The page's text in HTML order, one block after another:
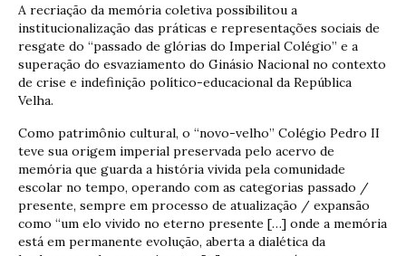
A recriação da memória coletiva possibilitou a
institucionalização das práticas e representações sociais de
resgate do “passado de glórias do Imperial Colégio” e a
superação do esvaziamento do Ginásio Nacional no contexto
de crise e indefinição político-educacional da República
Velha.
Como patrimônio cultural, o “novo-velho” Colégio Pedro II
teve sua origem imperial preservada pelo acervo de
memória que guarda a história vivida pela comunidade
escolar no tempo, operando com as categorias passado /
presente, sempre em processo de atualização / expansão
como “um elo vivido no eterno presente […] onde a memória
está em permanente evolução, aberta a dialética da